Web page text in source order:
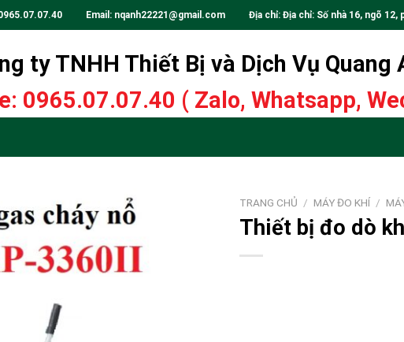
Email: nqanh22221@gmail.com Địa chỉ: Địa chỉ: Số nhà 16, ngõ 12,
ty TNHH Thiết Bị và Dịch Vụ Quang
0965.07.07.40 ( Zalo, Whatsapp,
TRANG CHỦ / MÁY ĐO KHÍ /
Thiết bị đo dò